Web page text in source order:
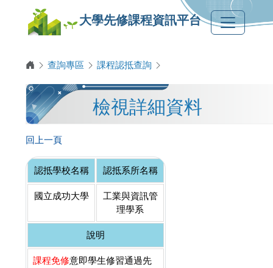
大學先修課程資訊平台
查詢專區 課程認抵查詢
檢視詳細資料
回上一頁
認抵學校名稱 認抵系所名稱
國立成功大學
工業與資訊管
理學系
說明
課程免修意即學生修習通過先